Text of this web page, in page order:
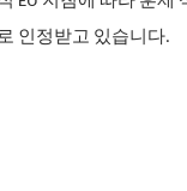
인정받고 있습니다.